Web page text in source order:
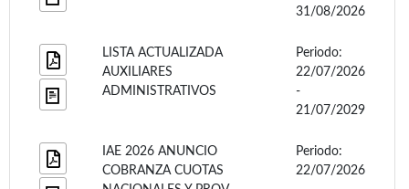
31/08/2026
LISTA ACTUALIZADA
AUXILIARES
ADMINISTRATIVOS
Periodo:
22/07/2026
-
21/07/2029
IAE 2026 ANUNCIO
COBRANZA CUOTAS
Periodo:
22/07/2026